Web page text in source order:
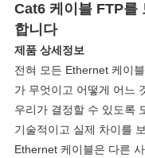
뉴
스
경
우
Cat6 케이블 FTP를
합니다
제품 상세정보
전혀 모든 Ethernet 케이
가 무엇이고 어떻게 어느
우리가 결정할 수 있도록
기술적이고 실제 차이를
Ethernet 케이블은 다른